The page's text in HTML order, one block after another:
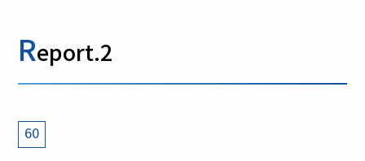
Report.2
60